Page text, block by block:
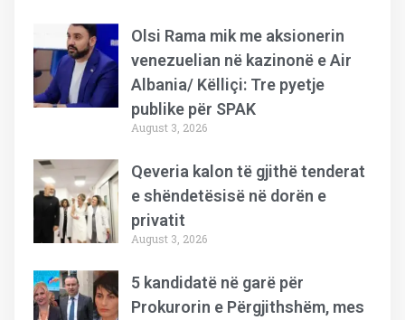
Olsi Rama mik me aksionerin
venezuelian në kazinonë e Air
Albania/ Këlliçi: Tre pyetje
publike për SPAK
August 3, 2026
Qeveria kalon të gjithë tenderat
e shëndetësisë në dorën e
privatit
August 3, 2026
5 kandidatë në garë për
Prokurorin e Përgjithshëm, mes